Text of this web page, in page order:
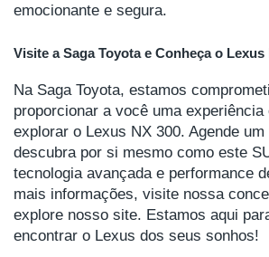
emocionante e segura.
Visite a Saga Toyota e Conheça o Lexus
Na Saga Toyota, estamos
proporcionar a você uma
explorar o Lexus NX 300. Agende
descubra por si mesmo como este
tecnologia avançada e performance
mais informações, visite nossa
explore nosso site. Estamos aqui
encontrar o Lexus dos seus sonhos!